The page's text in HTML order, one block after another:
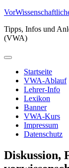
Zum
springen
Tipps, Infos und
(VWA)
Primäres
Startseite
VWA-Ablauf
Lehrer-Info
Lexikon
Banner
VWA-Kurs
Impressum
Datenschutz
Diskussion,